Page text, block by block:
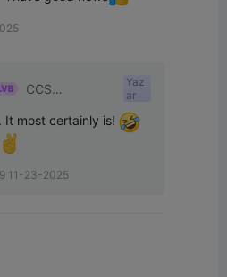
CCS
Yaz
ar
It most certainly is!
11-23-2025